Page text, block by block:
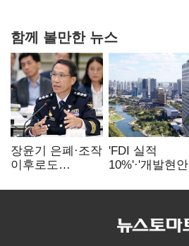
함께 볼만한 뉴스
장윤기 은폐·조작
이후로도
내부비위…경찰
'FDI 실적
10%'·'개발현안
인천경제청장